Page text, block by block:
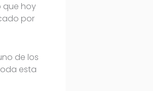
que hoy
por
de los
esta